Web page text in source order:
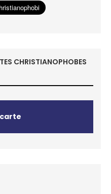
CHRISTIANOPHOBES